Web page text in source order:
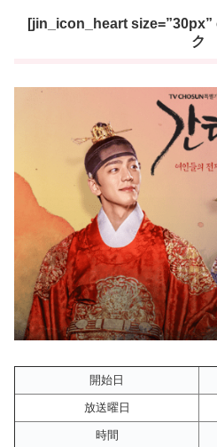
[jin_icon_heart
ク
開始日
放送曜日
時間